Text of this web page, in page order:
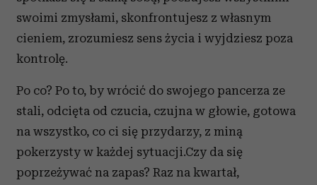
Partnerzy mogą połączyć te informacje z innymi danymi
otrzymanymi od Ciebie lub uzyskanymi podczas
korzystania z ich usług.
swoimi zmysłami, skonfrontujesz z własnym
cieniem, zrozumiesz sens życia i wyjdziesz poza
kontrolę.
Po co? Po to, by wrócić do swojego pancerza ze
stali, odcięta od czucia, czujna w głowie, gotowa
na wszystko, co ci się przydarzy, z miną
pokerzysty w każdej sytuacji.Czy da się
poprzeżywać na zapas? Raz na kwartał,